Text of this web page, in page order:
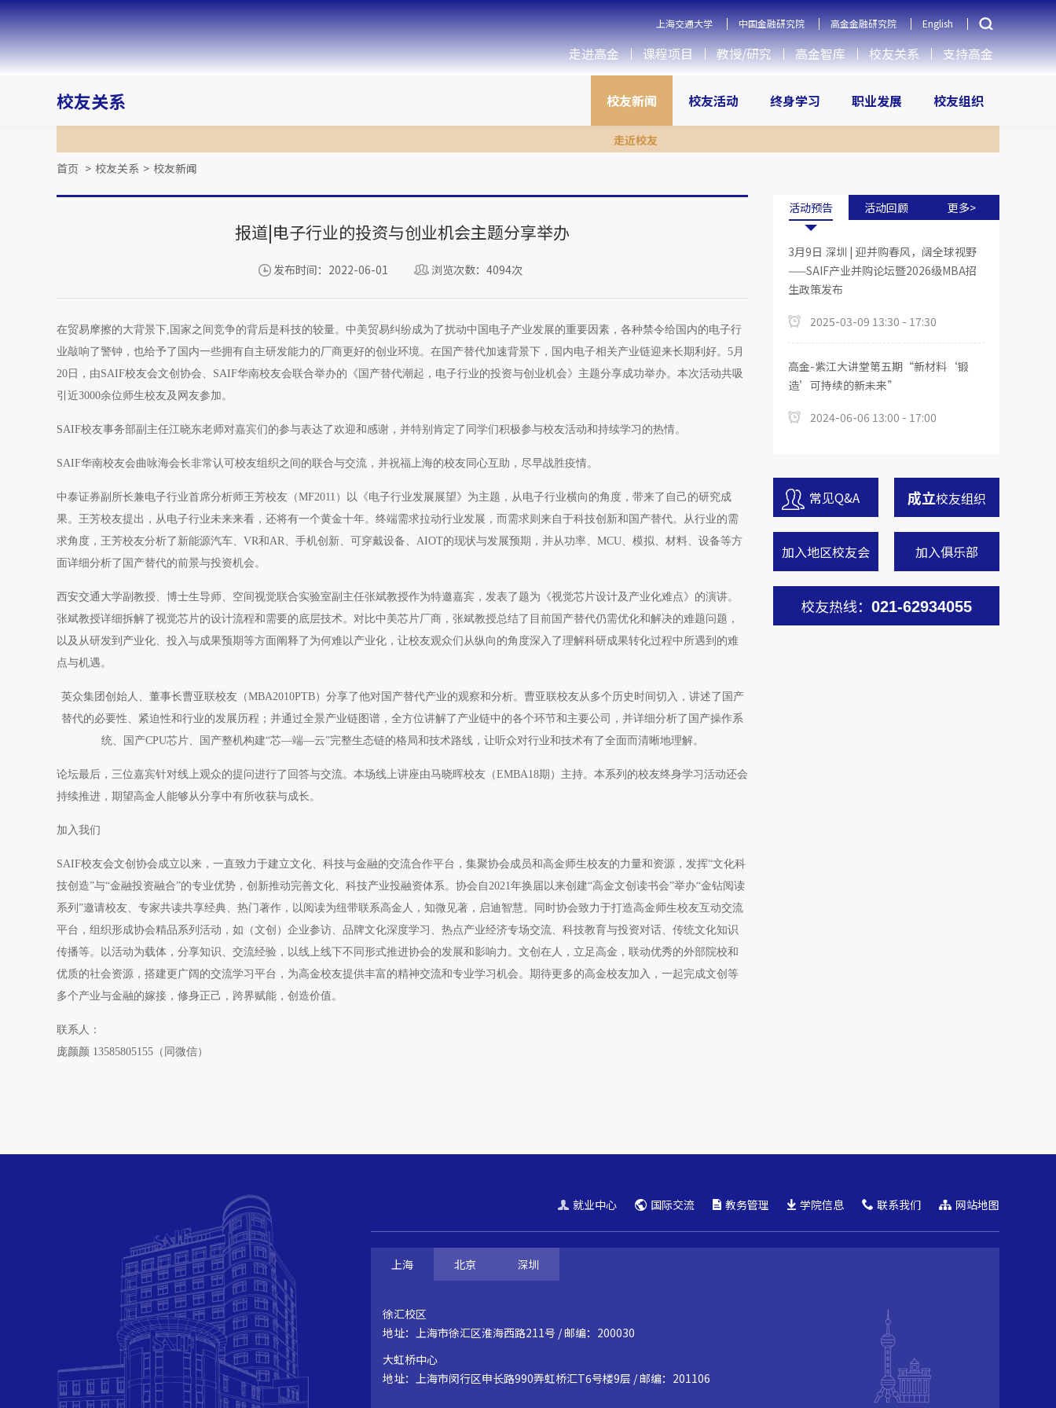
上海交通大学 中国金融研究院 高金金融研究院 English
走进高金 课程项目 教授/研究 高金智库 校友关系 支持高金
校友关系 校友新闻
走近校友
校友活动 终身学习 职业发展 校友组织
首页 > 校友关系 > 校友新闻
报道|电子行业的投资与创业机会主题分享举办
发布时间：2022-06-01 浏览次数：4094次
在贸易摩擦的大背景下,国家之间竞争的背后是科技的较量。中美贸易纠纷成为了扰动中国电子产业发展的重要因素，各种禁令给国内的电子行
业敲响了警钟，也给予了国内一些拥有自主研发能力的厂商更好的创业环境。在国产替代加速背景下，国内电子相关产业链迎来长期利好。5月
20日，由SAIF校友会文创协会、SAIF华南校友会联合举办的《国产替代潮起，电子行业的投资与创业机会》主题分享成功举办。本次活动共吸
引近3000余位师生校友及网友参加。
SAIF校友事务部副主任江晓东老师对嘉宾们的参与表达了欢迎和感谢，并特别肯定了同学们积极参与校友活动和持续学习的热情。
SAIF华南校友会曲咏海会长非常认可校友组织之间的联合与交流，并祝福上海的校友同心互助，尽早战胜疫情。
中泰证券副所长兼电子行业首席分析师王芳校友（MF2011）以《电子行业发展展望》为主题，从电子行业横向的角度，带来了自己的研究成
果。王芳校友提出，从电子行业未来来看，还将有一个黄金十年。终端需求拉动行业发展，而需求则来自于科技创新和国产替代。从行业的需
求角度，王芳校友分析了新能源汽车、VR和AR、手机创新、可穿戴设备、AIOT的现状与发展预期，并从功率、MCU、模拟、材料、设备等方
面详细分析了国产替代的前景与投资机会。
西安交通大学副教授、博士生导师、空间视觉联合实验室副主任张斌教授作为特邀嘉宾，发表了题为《视觉芯片设计及产业化难点》的演讲。
张斌教授详细拆解了视觉芯片的设计流程和需要的底层技术。对比中美芯片厂商，张斌教授总结了目前国产替代仍需优化和解决的难题问题，
以及从研发到产业化、投入与成果预期等方面阐释了为何难以产业化，让校友观众们从纵向的角度深入了理解科研成果转化过程中所遇到的难
点与机遇。
英众集团创始人、董事长曹亚联校友（MBA2010PTB）分享了他对国产替代产业的观察和分析。曹亚联校友从多个历史时间切入，讲述了国产
替代的必要性、紧迫性和行业的发展历程；并通过全景产业链图谱，全方位讲解了产业链中的各个环节和主要公司，并详细分析了国产操作系
统、国产CPU芯片、国产整机构建“芯—端—云”完整生态链的格局和技术路线，让听众对行业和技术有了全面而清晰地理解。
论坛最后，三位嘉宾针对线上观众的提问进行了回答与交流。本场线上讲座由马晓晖校友（EMBA18期）主持。本系列的校友终身学习活动还会
持续推进，期望高金人能够从分享中有所收获与成长。
加入我们
SAIF校友会文创协会成立以来，一直致力于建立文化、科技与金融的交流合作平台，集聚协会成员和高金师生校友的力量和资源，发挥“文化科
技创造”与“金融投资融合”的专业优势，创新推动完善文化、科技产业投融资体系。协会自2021年换届以来创建“高金文创读书会”举办“金钻阅读
系列”邀请校友、专家共读共享经典、热门著作，以阅读为纽带联系高金人，知微见著，启迪智慧。同时协会致力于打造高金师生校友互动交流
平台，组织形成协会精品系列活动，如（文创）企业参访、品牌文化深度学习、热点产业经济专场交流、科技教育与投资对话、传统文化知识
传播等。以活动为载体，分享知识、交流经验，以线上线下不同形式推进协会的发展和影响力。文创在人，立足高金，联动优秀的外部院校和
优质的社会资源，搭建更广阔的交流学习平台，为高金校友提供丰富的精神交流和专业学习机会。期待更多的高金校友加入，一起完成文创等
多个产业与金融的嫁接，修身正己，跨界赋能，创造价值。
联系人：
庞颜颜 13585805155（同微信）
活动预告 活动回顾 更多>
3月9日 深圳 | 迎并购春风，阔全球视野
——SAIF产业并购论坛暨2026级MBA招
生政策发布
2025-03-09 13:30 - 17:30
高金-紫江大讲堂第五期“新材料‘锻
造’可持续的新未来”
2024-06-06 13:00 - 17:00
常见Q&A 成立校友组织
加入地区校友会 加入俱乐部
校友热线： 021-62934055
就业中心 国际交流 教务管理 学院信息 联系我们 网站地图
上海 北京 深圳
徐汇校区
地址：上海市徐汇区淮海西路211号 / 邮编：200030
大虹桥中心
地址：上海市闵行区申长路990弄虹桥汇T6号楼9层 / 邮编：201106